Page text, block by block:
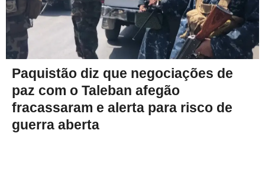
Paquistão diz que negociações de
paz com o Taleban afegão
fracassaram e alerta para risco de
guerra aberta